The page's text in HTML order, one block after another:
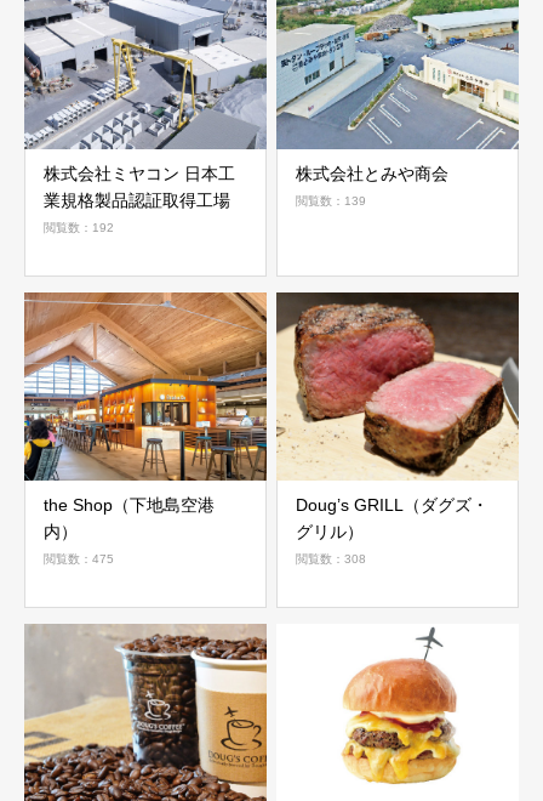
株式会社ミヤコン 日本工
業規格製品認証取得工場
閲覧数：192
株式会社とみや商会
閲覧数：139
the Shop（下地島空港
内）
閲覧数：475
Doug’s GRILL（ダグズ・
グリル）
閲覧数：308